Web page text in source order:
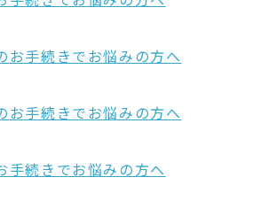
お手続きでお悩みの方へ
お手続きでお悩みの方へ
手続きでお悩みの方へ